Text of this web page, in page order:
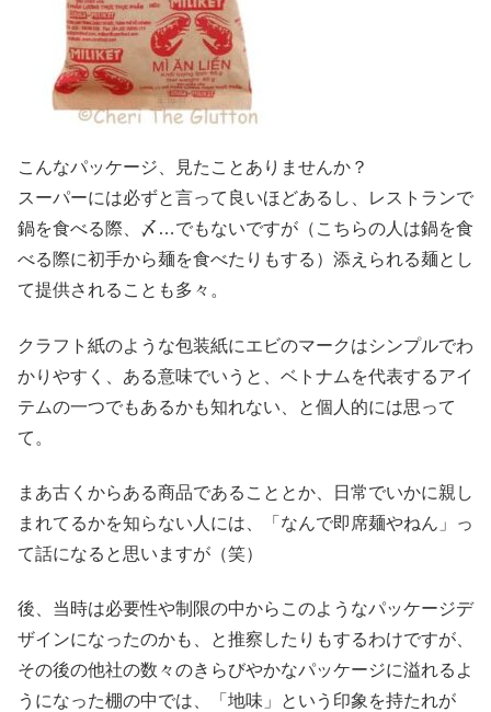
こんなパッケージ、見たことありませんか？
スーパーには必ずと言って良いほどあるし、レストランで
鍋を食べる際、〆…でもないですが（こちらの人は鍋を食
べる際に初手から麺を食べたりもする）添えられる麺とし
て提供されることも多々。
クラフト紙のような包装紙にエビのマークはシンプルでわ
かりやすく、ある意味でいうと、ベトナムを代表するアイ
テムの一つでもあるかも知れない、と個人的には思って
て。
まあ古くからある商品であることとか、日常でいかに親し
まれてるかを知らない人には、「なんで即席麺やねん」っ
て話になると思いますが（笑）
後、当時は必要性や制限の中からこのようなパッケージデ
ザインになったのかも、と推察したりもするわけですが、
その後の他社の数々のきらびやかなパッケージに溢れるよ
うになった棚の中では、「地味」という印象を持たれが